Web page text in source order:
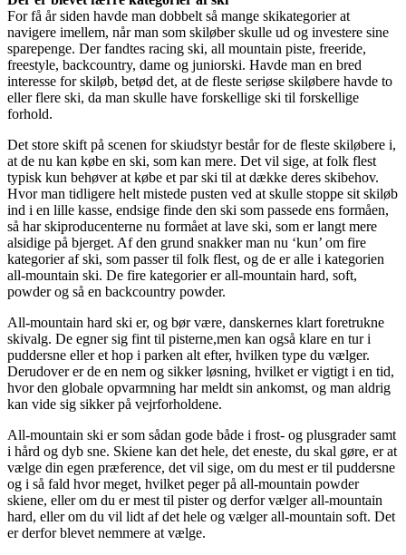
For få år siden havde man dobbelt så mange skikategorier at
navigere imellem, når man som skiløber skulle ud og investere sine
sparepenge. Der fandtes racing ski, all mountain piste, freeride,
freestyle, backcountry, dame og juniorski. Havde man en bred
interesse for skiløb, betød det, at de fleste seriøse skiløbere havde to
eller flere ski, da man skulle have forskellige ski til forskellige
forhold.
Det store skift på scenen for skiudstyr består for de fleste skiløbere i,
at de nu kan købe en ski, som kan mere. Det vil sige, at folk flest
typisk kun behøver at købe et par ski til at dække deres skibehov.
Hvor man tidligere helt mistede pusten ved at skulle stoppe sit skiløb
ind i en lille kasse, endsige finde den ski som passede ens formåen,
så har skiproducenterne nu formået at lave ski, som er langt mere
alsidige på bjerget. Af den grund snakker man nu ‘kun’ om fire
kategorier af ski, som passer til folk flest, og de er alle i kategorien
all-mountain ski. De fire kategorier er all-mountain hard, soft,
powder og så en backcountry powder.
All-mountain hard ski er, og bør være, danskernes klart foretrukne
skivalg. De egner sig fint til pisterne,men kan også klare en tur i
puddersne eller et hop i parken alt efter, hvilken type du vælger.
Derudover er de en nem og sikker løsning, hvilket er vigtigt i en tid,
hvor den globale opvarmning har meldt sin ankomst, og man aldrig
kan vide sig sikker på vejrforholdene.
All-mountain ski er som sådan gode både i frost- og plusgrader samt
i hård og dyb sne. Skiene kan det hele, det eneste, du skal gøre, er at
vælge din egen præference, det vil sige, om du mest er til puddersne
og i så fald hvor meget, hvilket peger på all-mountain powder
skiene, eller om du er mest til pister og derfor vælger all-mountain
hard, eller om du vil lidt af det hele og vælger all-mountain soft. Det
er derfor blevet nemmere at vælge.